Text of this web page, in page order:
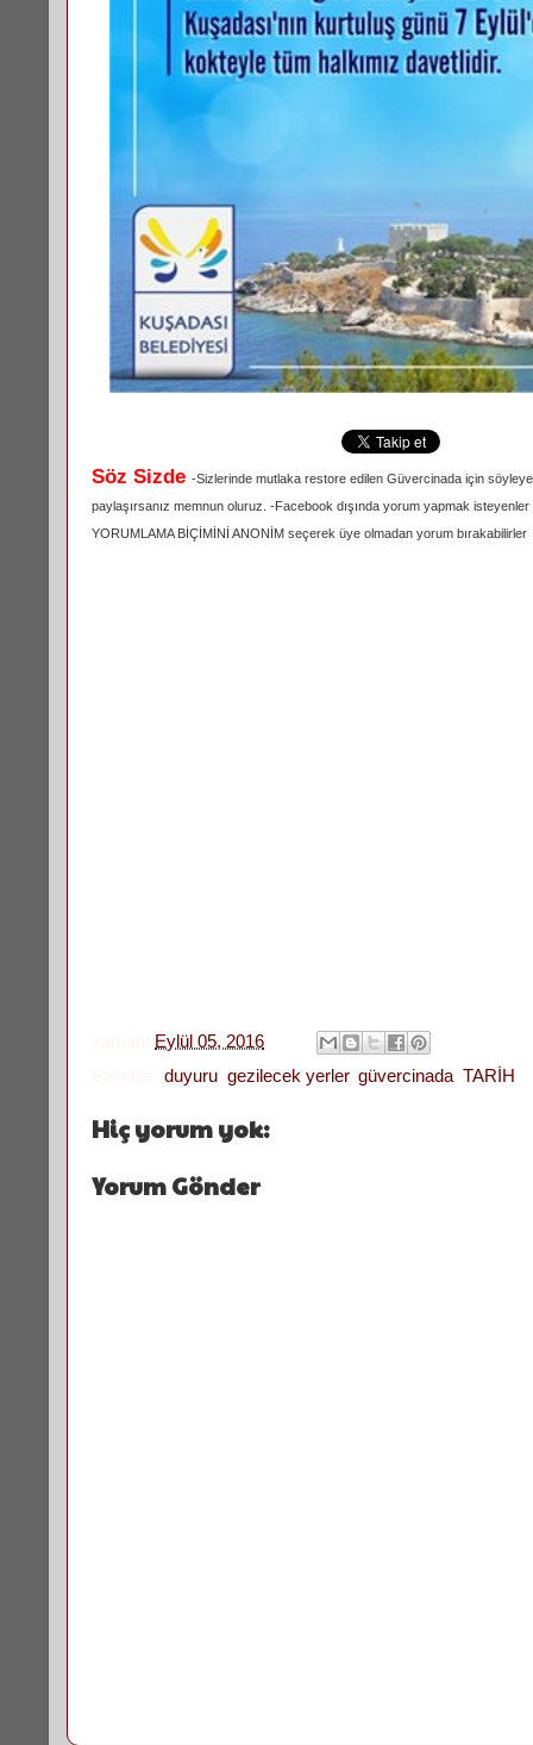
Söz Sizde -Sizlerinde mutlaka restore edilen Güvercinada için
paylaşırsanız memnun oluruz. -Facebook dışında yorum yapmak
YORUMLAMA BİÇİMİNİ ANONİM seçerek üye olmadan yorum bırakabilirler
Eylül 05, 2016
duyuru gezilecek yerler, güvercinada TARİH
Hiç yorum yok:
Yorum Gönder